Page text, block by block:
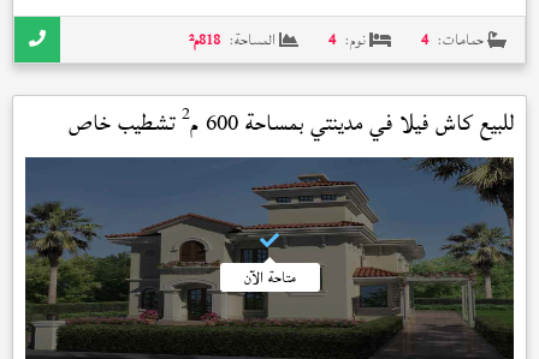
حمامات: 4 نوم: 4 المساحة: 818م²
للبيع كاش فيلا فيمدينتيبمساحة 600 م 2تشطيب خاص
استلام فوري
متاحة الآن